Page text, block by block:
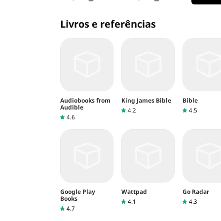
Livros e referências
Audiobooks from
Audible
4.6
King James Bible
4.2
Bible
4.5
Google Play
Books
4.7
Wattpad
4.1
Go Radar
4.3